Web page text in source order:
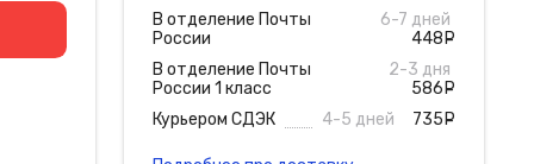
В отделение Почты
России
6-7 дней
448
В отделение Почты
России 1 класс
2-3 дня
586
Курьером СДЭК
4-5 дней 735